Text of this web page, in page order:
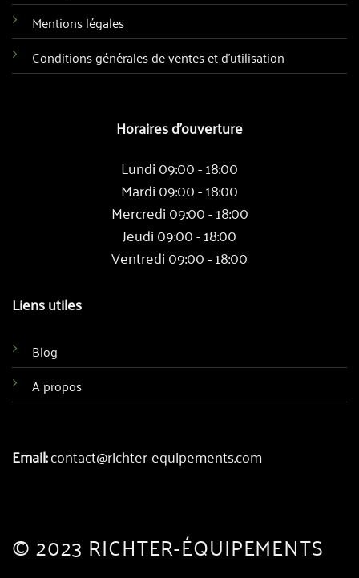
Mentions légales
Conditions générales de ventes et d'utilisation
Horaires d'ouverture
Lundi 09:00 - 18:00
Mardi 09:00 - 18:00
Mercredi 09:00 - 18:00
Jeudi 09:00 - 18:00
Ventredi 09:00 - 18:00
Liens utiles
Blog
A propos
Email:contact@richter-equipements.com
© 2023 RICHTER-ÉQUIPEMENTS